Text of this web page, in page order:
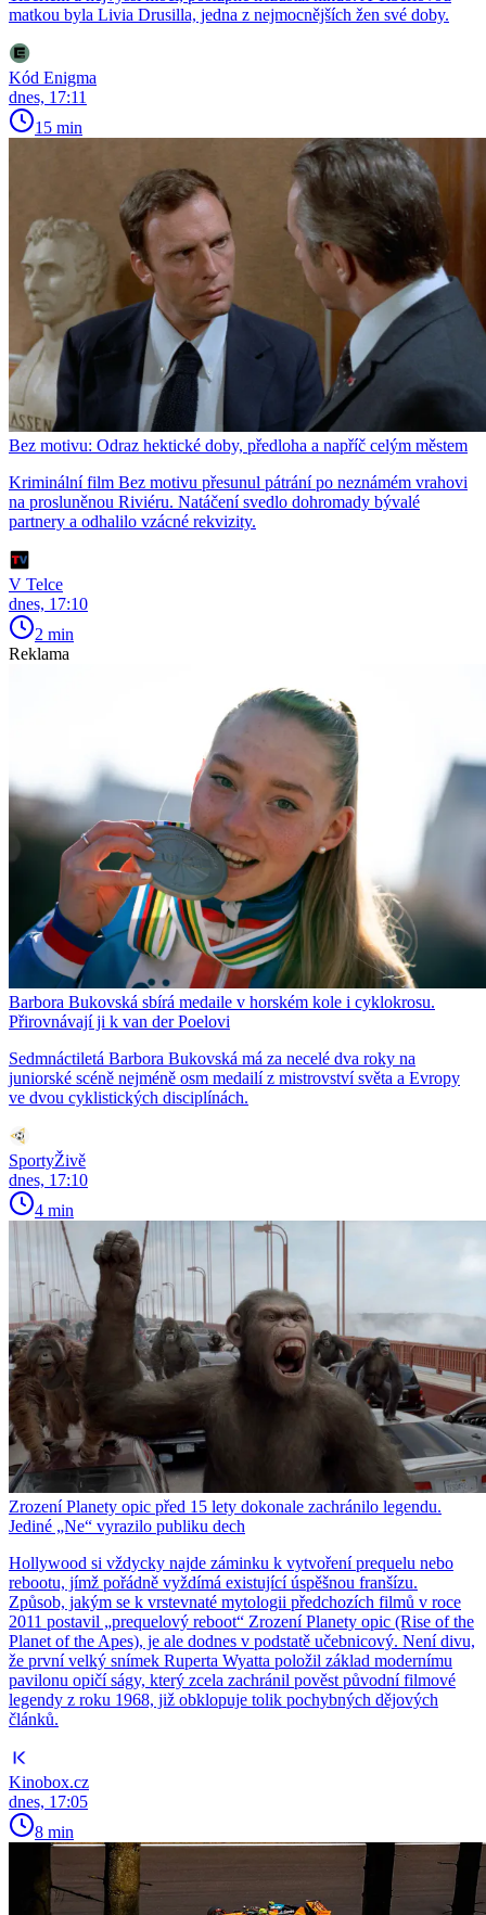
matkou byla Livia Drusilla, jedna z nejmocnějších žen své doby.
Kód Enigma
dnes, 17:11
15 min
Bez motivu: Odraz hektické doby, předloha a napříč celým městem
Kriminální film Bez motivu přesunul pátrání po neznámém vrahovi
na prosluněnou Riviéru. Natáčení svedlo dohromady bývalé
partnery a odhalilo vzácné rekvizity.
V Telce
dnes, 17:10
2 min
Reklama
Barbora Bukovská sbírá medaile v horském kole i cyklokrosu.
Přirovnávají ji k van der Poelovi
Sedmnáctiletá Barbora Bukovská má za necelé dva roky na
juniorské scéně nejméně osm medailí z mistrovství světa a Evropy
ve dvou cyklistických disciplínách.
SportyŽivě
dnes, 17:10
4 min
Zrození Planety opic před 15 lety dokonale zachránilo legendu.
Jediné „Ne“ vyrazilo publiku dech
Hollywood si vždycky najde záminku k vytvoření prequelu nebo
rebootu, jímž pořádně vyždímá existující úspěšnou franšízu.
Způsob, jakým se k vrstevnaté mytologii předchozích filmů v roce
2011 postavil „prequelový reboot“ Zrození Planety opic (Rise of the
Planet of the Apes), je ale dodnes v podstatě učebnicový. Není divu,
že první velký snímek Ruperta Wyatta položil základ modernímu
pavilonu opičí ságy, který zcela zachránil pověst původní filmové
legendy z roku 1968, již obklopuje tolik pochybných dějových
článků.
Kinobox.cz
dnes, 17:05
8 min